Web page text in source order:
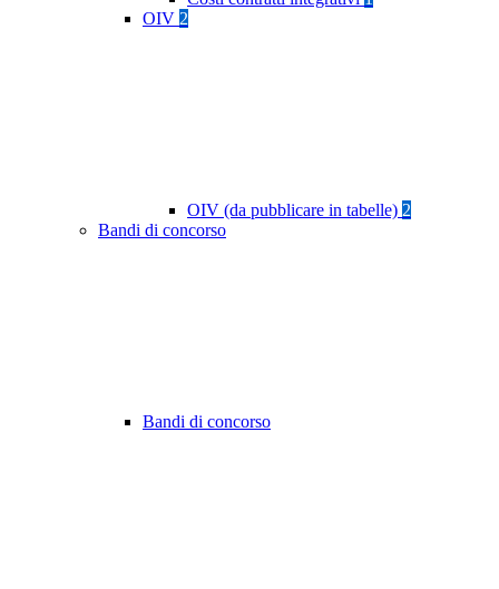
OIV 2
OIV (da pubblicare in tabelle) 2
Bandi di concorso
Bandi di concorso